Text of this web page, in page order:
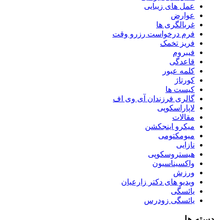
عمل های زیبایی
عوارض
غربالگری ها
فرم درخواست رزرو وقت
فریز تخمک
فیبروم
قاعدگی
کلمه عبور
کورتاژ
کیست ها
گالری فرزندان آی وی اف
لاپاراسکوپی
مقالات
میکرو اینجکشن
میومکتومی
نازایی
هیستروسکوپی
واکسیناسیون
ورزش
ویدیو های دکتر زارعیان
یائسگی
یائسگی زودرس